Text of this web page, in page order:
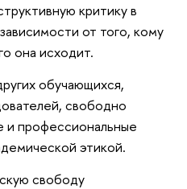
критику в
от того, кому
она исходит.
обучающихся,
свободно
и профессиональные
этикой.
свободу